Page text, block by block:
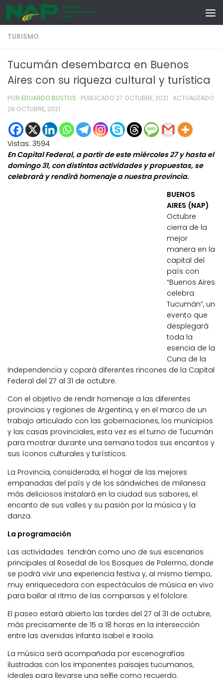
Skip to content
TURISMO
Tucumán desembarca en Buenos
Aires con su riqueza cultural y turística
POR EDUARDO BUSTOS · PUBLICADO 27 OCTUBRE, 2021 · ACTUALIZADO
26 OCTUBRE, 2021
Vistas: 3594
En Capital Federal, a partir de este miércoles 27 y hasta el
domingo 31, con distintas actividades y propuestas, se
celebrará y rendirá homenaje a nuestra provincia.
BUENOS
AIRES (NAP)
Octubre
cierra de la
mejor
manera en la
capital del
país con
“Buenos Aires
celebra
Tucumán”, un
evento que
desplegará
toda la
esencia de la
Cuna de la
Independencia y copará diferentes rincones de la Capital
Federal del 27 al 31 de octubre.
Con el objetivo de rendir homenaje a las diferentes
provincias y regiones de Argentina, y en el marco de un
trabajo articulado con las gobernaciones, los municipios
y las casas provinciales, esta vez es el turno de Tucumán
para mostrar durante una semana todos sus encantos y
sus íconos culturales y turísticos.
La Provincia, considerada, el hogar de las mejores
empanadas del país y de los sándwiches de milanesa
más deliciosos instalará en la ciudad sus sabores, el
encanto de sus valles y su pasión por la música y la
danza.
La programación
Las actividades tendrán como uno de sus escenarios
principales al Rosedal de los Bosques de Palermo, donde
se podrá vivir una experiencia festiva y, al mismo tiempo,
muy enriquecedora con espectáculos de música en vivo
para bailar al ritmo de las comparsas y el folclore.
El paseo estará abierto las tardes del 27 al 31 de octubre,
más precisamente de 15 a 18 horas en la intersección
entre las avenidas Infanta Isabel e Iraola.
La música será acompañada por escenografías
ilustradas con los imponentes paisajes tucumanos,
ideales para llevarse una selfie como recuerdo.